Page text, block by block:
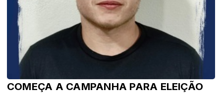
COMEÇA A CAMPANHA PARA ELEIÇÃO